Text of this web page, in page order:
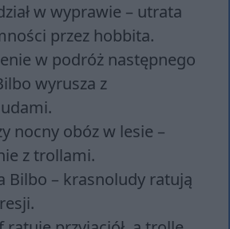
w wyprawie – utrata
przez hobbita.
w podróż następnego
wyrusza z
nocny obóz w lesie –
z trollami.
Bilbo – krasnoludy ratują